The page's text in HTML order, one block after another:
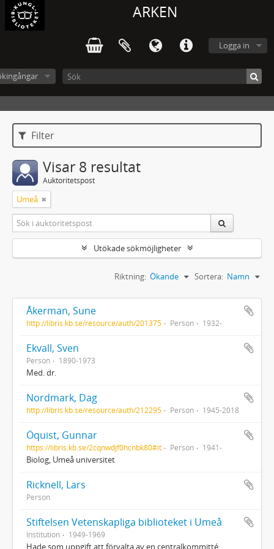
ARKEN
Logga in
Filter
Visar 8 resultat
Auktoritetspost
Umeå
Utökade sökmöjligheter
Sortera: Namn
Riktning: Ökande
Åkerman, Sune
http://libris.kb.se/resource/auth/201375 Person 1932-
Ekvall, Sven
Person 1890-1973
Med. dr.
Nordmark, Dag
http://libris.kb.se/resource/auth/212295 Person 1945-2018
Öquist, Gunnar
https://libris.kb.se/2cqnwdjf0hcnbk80#it Person 1941-
Biolog, Umeå universitet
Ricknell, Lars
Person
Stiftelsen Vetenskapliga biblioteket i Umeå
Institution 1949-1969
Hade som uppgift att förvalta av en centralkommitté